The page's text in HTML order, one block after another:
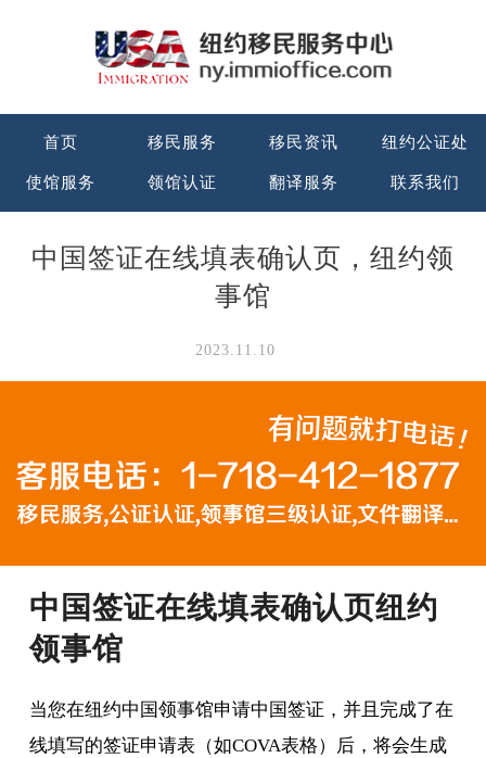
首页 移民服务 移民资讯 纽约公证处
使馆服务 领馆认证 翻译服务 联系我们
中国签证在线填表确认页，纽约领
事馆
2023.11.10
中国签证在线填表确认页纽约
领事馆
当您在纽约中国领事馆申请中国签证，并且完成了在
线填写的签证申请表（如COVA表格）后，将会生成